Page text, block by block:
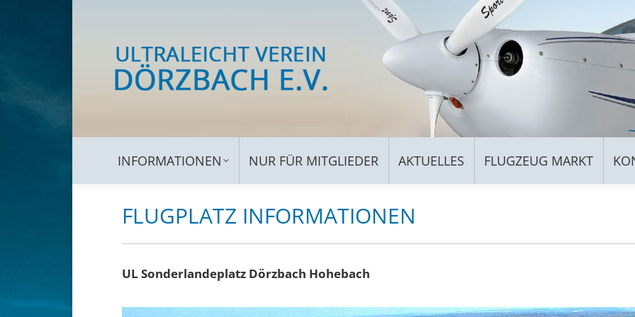
INFORMATIONEN NUR FÜR MITGLIEDER AKTUELLES FLUGZEUG MARKT
FLUGPLATZ INFORMATIONEN
UL Sonderlandeplatz Dörzbach Hohebach
NUR FÜR MITGLIEDER AKTUELLES FLUGZEUG MARKT